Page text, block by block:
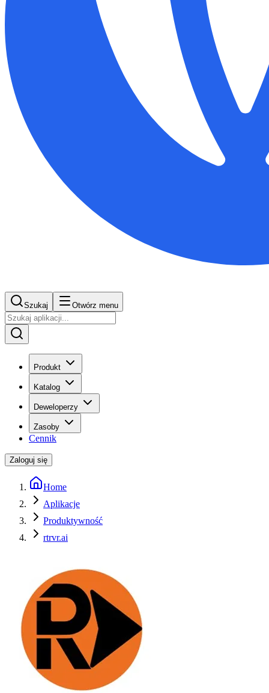
Szukaj Otwórz menu
Produkt
Katalog
Deweloperzy
Zasoby
Cennik
Zaloguj się
Home
Aplikacje
Produktywność
rtrvr.ai